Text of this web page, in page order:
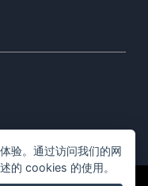
验。通过访问我们的网
的 cookies 的使用。